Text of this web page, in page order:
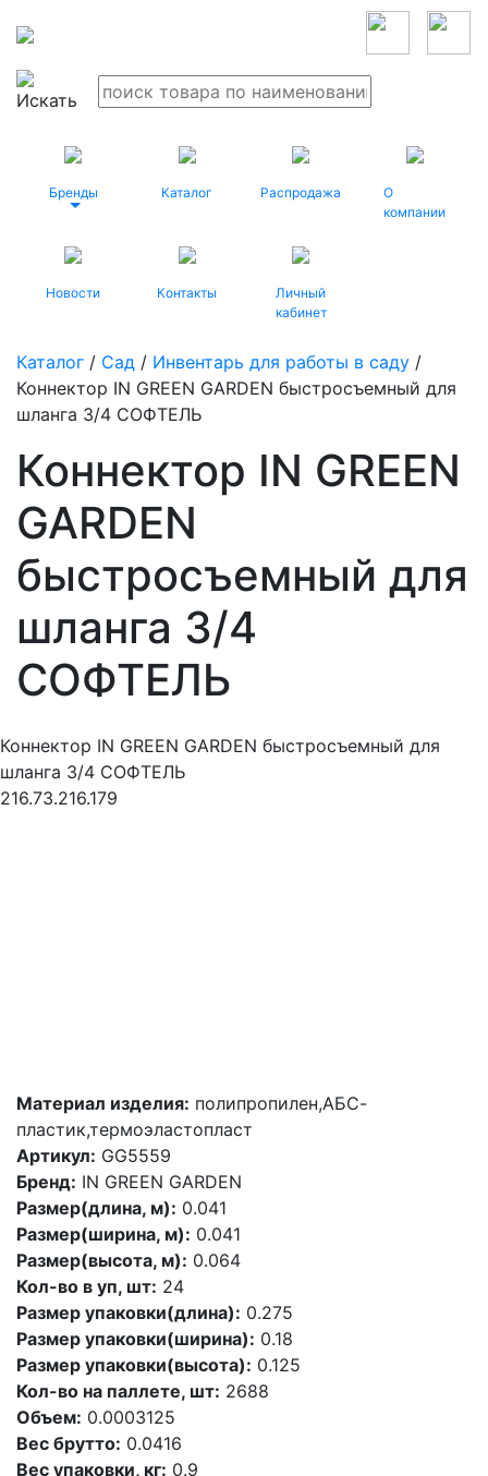
Бренды Каталог Распродажа
О
компании
Новости Контакты
Личный
кабинет
Каталог / Сад / Инвентарь для работы в саду /
Коннектор IN GREEN GARDEN быстросъемный для
шланга 3/4 СОФТЕЛЬ
Коннектор IN GREEN
GARDEN
быстросъемный для
шланга 3/4
СОФТЕЛЬ
Коннектор IN GREEN GARDEN быстросъемный для
шланга 3/4 СОФТЕЛЬ
216.73.216.179
Материал изделия: полипропилен,АБС-
пластик,термоэластопласт
Артикул: GG5559
Бренд: IN GREEN GARDEN
Размер(длина, м): 0.041
Размер(ширина, м): 0.041
Размер(высота, м): 0.064
Кол-во в уп, шт: 24
Размер упаковки(длина): 0.275
Размер упаковки(ширина): 0.18
Размер упаковки(высота): 0.125
Кол-во на паллете, шт: 2688
Объем: 0.0003125
Вес брутто: 0.0416
Вес упаковки, кг: 0.9